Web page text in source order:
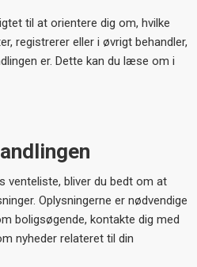
til at orientere dig om, hvilke
registrerer eller i øvrigt behandler,
er. Dette kan du læse om i
venteliste, bliver du bedt om at
Oplysningerne er nødvendige
boligsøgende, kontakte dig med
nyheder relateret til din